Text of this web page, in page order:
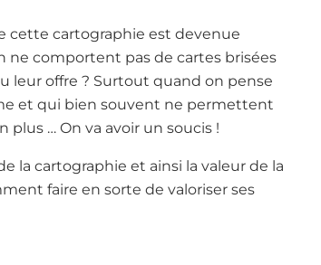
cette cartographie est devenue
ne comportent pas de cartes brisées
leur offre ? Surtout quand on pense
et qui bien souvent ne permettent
… On va avoir un soucis !
la cartographie et ainsi la valeur de la
faire en sorte de valoriser ses